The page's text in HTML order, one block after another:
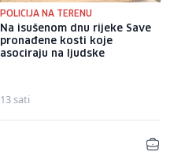
POLICIJA NA TERENU
Na isušenom dnu rijeke Save
pronađene kosti koje
asociraju na ljudske
13 sati